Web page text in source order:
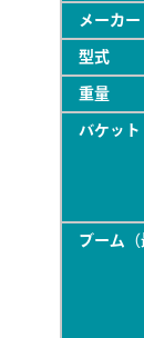
メーカー
型式
重量
バケット
ブーム（